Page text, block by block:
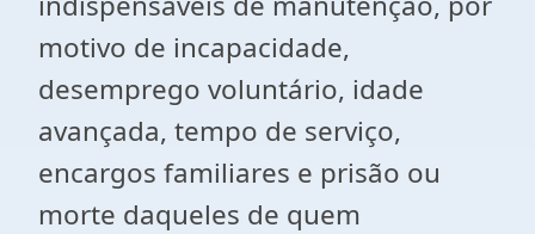
motivo de incapacidade,
desemprego voluntário, idade
avançada, tempo de serviço,
encargos familiares e prisão ou
morte daqueles de quem